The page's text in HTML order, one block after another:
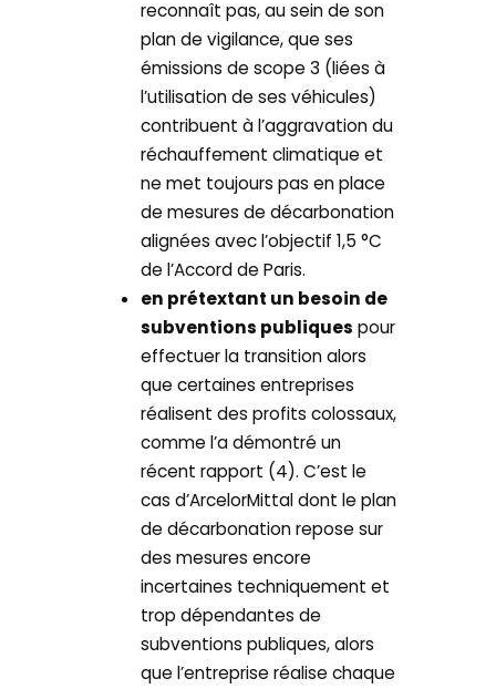
reconnaît pas, au sein de son
plan de vigilance, que ses
émissions de scope 3 (liées à
l’utilisation de ses véhicules)
contribuent à l’aggravation du
réchauffement climatique et
ne met toujours pas en place
de mesures de décarbonation
alignées avec l’objectif 1,5 °C
de l’Accord de Paris.
en prétextant un besoin de
subventions publiques pour
effectuer la transition alors
que certaines entreprises
réalisent des profits colossaux,
comme l’a démontré un
récent rapport (4). C’est le
cas d’ArcelorMittal dont le plan
de décarbonation repose sur
des mesures encore
incertaines techniquement et
trop dépendantes de
subventions publiques, alors
que l’entreprise réalise chaque